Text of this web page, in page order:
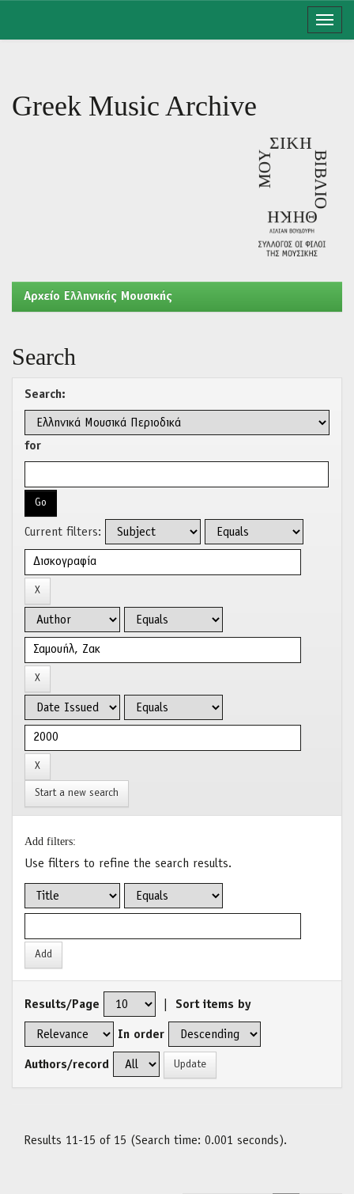
Greek Music Archive
Aρχείο Ελληνικής Μουσικής
Search
Search:
for
Current filters:
Start a new search
Add filters:
Use filters to refine the search results.
Results/Page Sort items by
In order
Authors/record
Results 11-15 of 15 (Search time: 0.001 seconds).